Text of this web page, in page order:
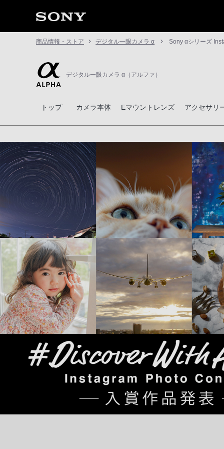
商品情報・ストア デジタル一眼カメラ α Sony αシリーズ
デジタル一眼カメラ α（アルファ）
トップ カメラ本体 Eマウントレンズ アクセサリ